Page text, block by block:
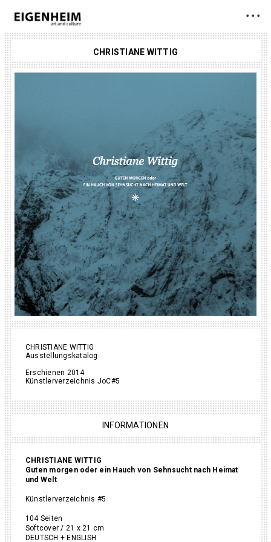
• • •
CHRISTIANE WITTIG
CHRISTIANE WITTIG
Ausstellungskatalog
Erschienen 2014
Künstlerverzeichnis JoC#5
INFORMATIONEN
CHRISTIANE WITTIG
Guten morgen oder ein Hauch von Sehnsucht nach Heimat
und Welt
Künstlerverzeichnis #5
104 Seiten
Softcover / 21 x 21 cm
DEUTSCH + ENGLISH